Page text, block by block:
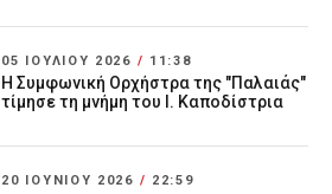
05 ΙΟΥΛΊΟΥ 2026 / 11:38
Η Συμφωνική Ορχήστρα της "Παλαιάς"
τίμησε τη μνήμη του Ι. Καποδίστρια
20 ΙΟΥΝΊΟΥ 2026 / 22:59